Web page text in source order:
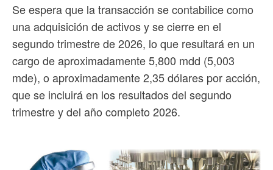
Se espera que la transacción se contabilice como
una adquisición de activos y se cierre en el
segundo trimestre de 2026, lo que resultará en un
cargo de aproximadamente 5,800 mdd (5,003
mde), o aproximadamente 2,35 dólares por acción,
que se incluirá en los resultados del segundo
trimestre y del año completo 2026.